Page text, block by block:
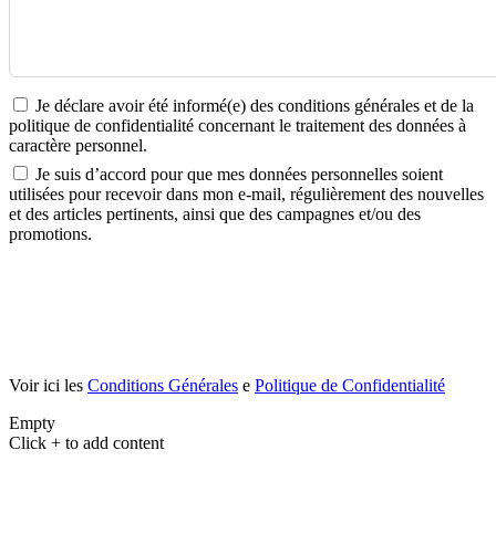
Je déclare avoir été informé(e) des conditions générales et de la
politique de confidentialité concernant le traitement des données à
caractère personnel.
Je suis d’accord pour que mes données personnelles soient
utilisées pour recevoir dans mon e-mail, régulièrement des nouvelles
et des articles pertinents, ainsi que des campagnes et/ou des
promotions.
Voir ici les Conditions Générales e Politique de Confidentialité
Empty
Click + to add content